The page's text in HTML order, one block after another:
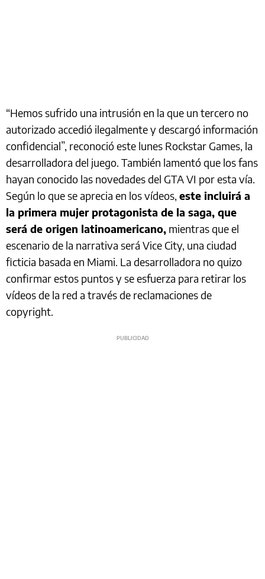
“Hemos sufrido una intrusión en la que un tercero no
autorizado accedió ilegalmente y descargó información
confidencial”, reconoció este lunes Rockstar Games, la
desarrolladora del juego. También lamentó que los fans
hayan conocido las novedades del GTA VI por esta vía.
Según lo que se aprecia en los vídeos, este incluirá a
la primera mujer protagonista de la saga, que
será de origen latinoamericano, mientras que el
escenario de la narrativa será Vice City, una ciudad
ficticia basada en Miami. La desarrolladora no quizo
confirmar estos puntos y se esfuerza para retirar los
vídeos de la red a través de reclamaciones de
copyright.